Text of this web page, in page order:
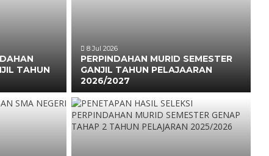
TAHUN
8 Jul 2026
PERPINDAHAN MURID SEMESTER
GANJIL TAHUN PELAJAARAN
2026/2027